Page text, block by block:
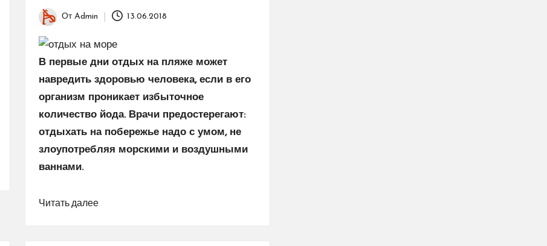
Запись
от
От Admin 13.06.2018
В первые дни отдых на пляже может
навредить здоровью человека, если в его
организм проникает избыточное
количество йода. Врачи предостерегают:
отдыхать на побережье надо с умом, не
злоупотребляя морскими и воздушными
ваннами.
Читать далее